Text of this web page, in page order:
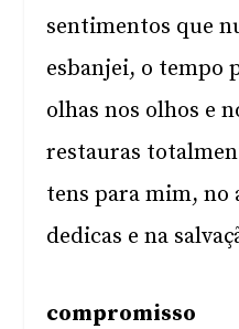
sentimentos que
esbanjei, o tempo
olhas nos olhos e
restauras
tens para mim, no
dedicas e na
compromisso